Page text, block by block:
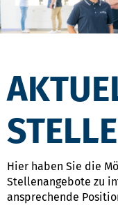
Hier haben Sie die
Stellenangebote zu
ansprechende